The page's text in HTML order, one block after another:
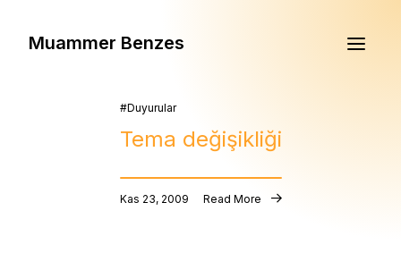
Muammer Benzes
Duyurular
Tema değişikliği
Kas 23, 2009 Read More